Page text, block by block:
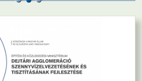
2026. augusztus 8. (szombat)